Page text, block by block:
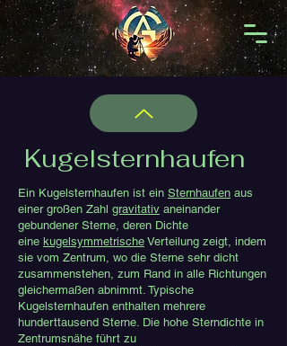
Kugelsternhaufen
Ein Kugelsternhaufen ist ein Sternhaufen aus
einer großen Zahl gravitativ aneinander
gebundener Sterne, deren Dichte
eine kugelsymmetrische Verteilung zeigt, indem
sie vom Zentrum, wo die Sterne sehr dicht
zusammenstehen, zum Rand in alle Richtungen
gleichermaßen abnimmt. Typische
Kugelsternhaufen enthalten mehrere
hunderttausend Sterne. Die hohe Sterndichte in
Zentrumsnähe führt zu